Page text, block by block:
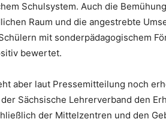
Schulsystem. Auch die
Raum und die angestrebte
mit sonderpädagogischem
bewertet.
aber laut Pressemitteilung noch
Sächsische Lehrerverband den
der Mittelzentren und den